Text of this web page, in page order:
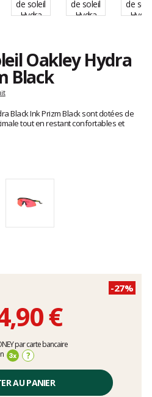
Oakley Hydra
Black
Black Ink Prizm Black sont dotées de
tout en restant confortables et
-27%
€
par carte bancaire
?
AU PANIER